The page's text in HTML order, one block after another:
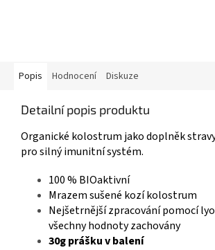
Popis Hodnocení Diskuze
Detailní popis produktu
Organické kolostrum jako doplněk
pro silný imunitní systém.
100 % BIOaktivní
Mrazem sušené kozí kolostrum
Nejšetrnější zpracování pomocí
všechny hodnoty zachovány
30g prášku v balení